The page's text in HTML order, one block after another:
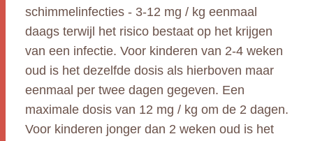
schimmelinfecties - 3-12 mg / kg eenmaal
daags terwijl het risico bestaat op het krijgen
van een infectie. Voor kinderen van 2-4 weken
oud is het dezelfde dosis als hierboven maar
eenmaal per twee dagen gegeven. Een
maximale dosis van 12 mg / kg om de 2 dagen.
Voor kinderen jonger dan 2 weken oud is het